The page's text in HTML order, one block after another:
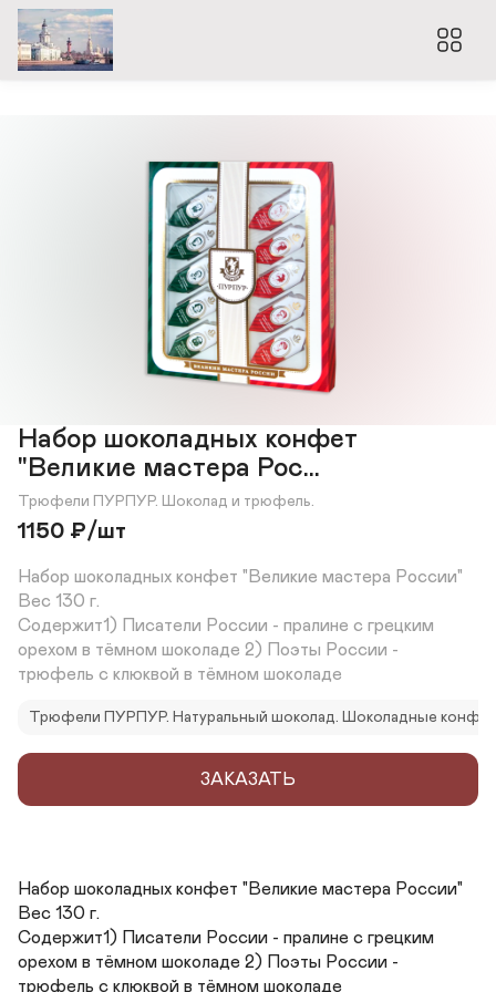
Набор шоколадных конфет
"Великие мастера Рос...
Трюфели ПУРПУР. Шоколад и трюфель.
1150 ₽/шт
Набор шоколадных конфет "Великие мастера России"
Вес 130 г.
Содержит1) Писатели России - пралине с грецким
орехом в тёмном шоколаде 2) Поэты России -
трюфель с клюквой в тёмном шоколаде
Трюфели ПУРПУР. Натуральный шоколад. Шоколадные
ЗАКАЗАТЬ
Набор шоколадных конфет "Великие мастера России"
Вес 130 г.
Содержит1) Писатели России - пралине с грецким
орехом в тёмном шоколаде 2) Поэты России -
трюфель с клюквой в тёмном шоколаде